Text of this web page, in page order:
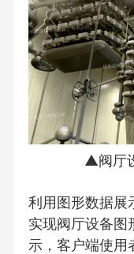
▲阀厅
利用图形数据展
实现阀厅设备图
示，客户端使用